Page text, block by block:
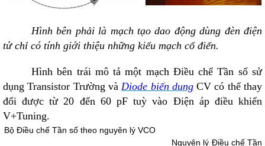
Hình bên phải là mạch tạo dao động dùng đèn điện
tử chỉ có tính giới thiệu những kiểu mạch cổ điển.
Hình bên trái mô tả một mạch Điều chế Tần số sử
dụng Transistor Trường vàDiode biến dungCV có thể thay
đổi được từ 20 đến 60 pF tuỳ vào Điện áp điều khiển
V+Tuning.
Bộ Điều chế Tần số theo nguyên lý VCO
Nguyên lý Điều chế Tần